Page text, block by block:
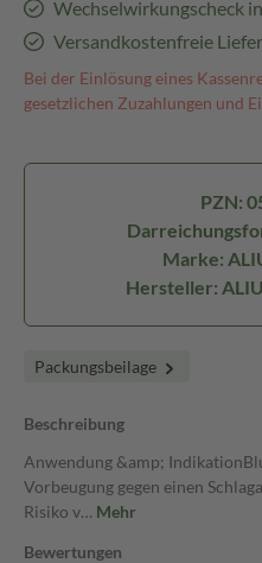
Wechselwirkungscheck
Versandkostenfreie
Bei der Einlösung eines
gesetzlichen Zuzahlungen und
PZN:
Marke:
Hersteller:
Packungsbeilage
Beschreibung
Anwendung &amp;
Vorbeugung gegen einen
Risiko v… Mehr
Bewertungen